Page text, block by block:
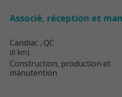
Associé, réception et
Candiac , QC
(0 km)
Construction, production et
manutention